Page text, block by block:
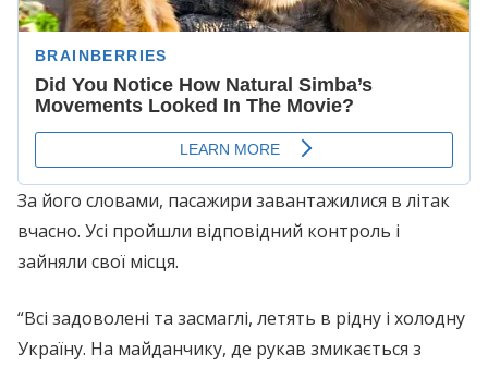
За його словами, пасажири завантажилися в літак
вчасно. Усі пройшли відповідний контроль і
зайняли свої місця.
“Всі задоволені та засмаглі, летять в рідну і холодну
Україну. На майданчику, де рукав змикається з